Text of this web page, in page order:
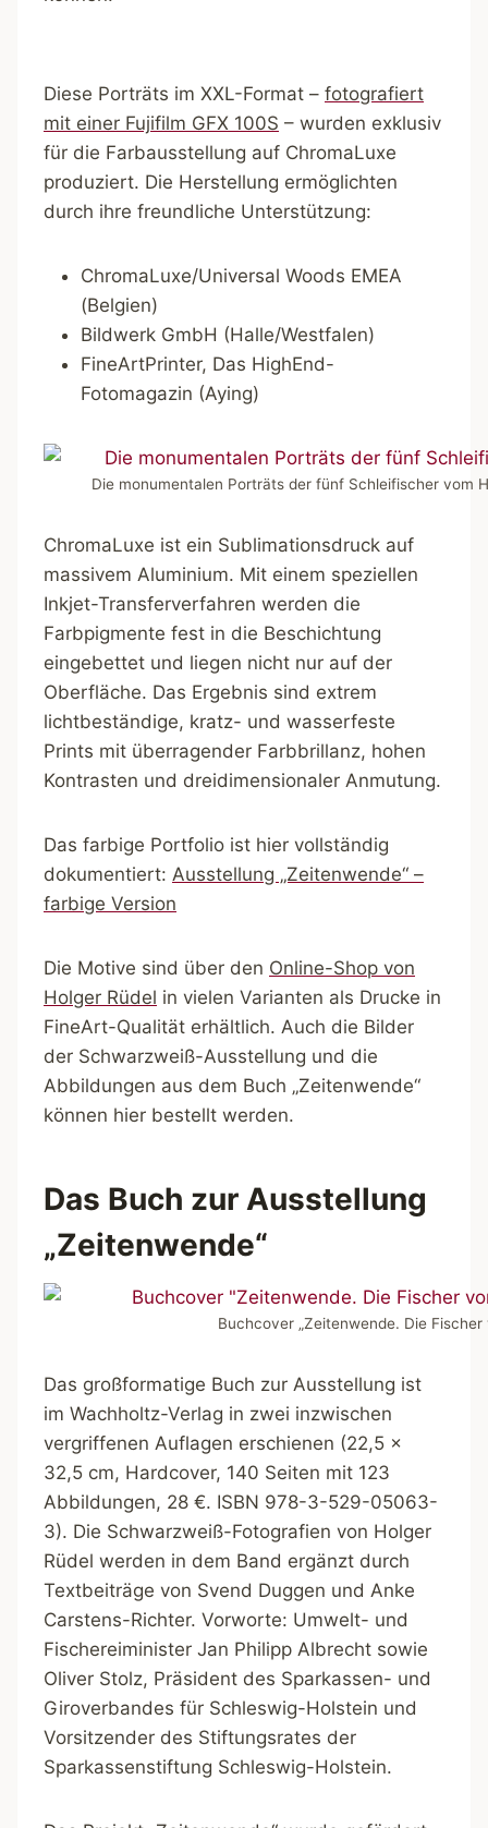
Diese Porträts im XXL-Format – fotografiert
mit einer Fujifilm GFX 100S – wurden exklusiv
für die Farbausstellung auf ChromaLuxe
produziert. Die Herstellung ermöglichten
durch ihre freundliche Unterstützung:
ChromaLuxe/Universal Woods EMEA
(Belgien)
Bildwerk GmbH (Halle/Westfalen)
FineArtPrinter, Das HighEnd-
Fotomagazin (Aying)
Die monumentalen Porträts der fünf Schleifischer vom
ChromaLuxe ist ein Sublimationsdruck auf
massivem Aluminium. Mit einem speziellen
Inkjet-Transferverfahren werden die
Farbpigmente fest in die Beschichtung
eingebettet und liegen nicht nur auf der
Oberfläche. Das Ergebnis sind extrem
lichtbeständige, kratz- und wasserfeste
Prints mit überragender Farbbrillanz, hohen
Kontrasten und dreidimensionaler Anmutung.
Das farbige Portfolio ist hier vollständig
dokumentiert: Ausstellung „Zeitenwende“ –
farbige Version
Die Motive sind über den Online-Shop von
Holger Rüdel in vielen Varianten als Drucke in
FineArt-Qualität erhältlich. Auch die Bilder
der Schwarzweiß-Ausstellung und die
Abbildungen aus dem Buch „Zeitenwende“
können hier bestellt werden.
Das Buch zur Ausstellung
„Zeitenwende“
Buchcover „Zeitenwende. Die
Das großformatige Buch zur Ausstellung ist
im Wachholtz-Verlag in zwei inzwischen
vergriffenen Auflagen erschienen (22,5 x
32,5 cm, Hardcover, 140 Seiten mit 123
Abbildungen, 28 €. ISBN 978-3-529-05063-
3). Die Schwarzweiß-Fotografien von Holger
Rüdel werden in dem Band ergänzt durch
Textbeiträge von Svend Duggen und Anke
Carstens-Richter. Vorworte: Umwelt- und
Fischereiminister Jan Philipp Albrecht sowie
Oliver Stolz, Präsident des Sparkassen- und
Giroverbandes für Schleswig-Holstein und
Vorsitzender des Stiftungsrates der
Sparkassenstiftung Schleswig-Holstein.